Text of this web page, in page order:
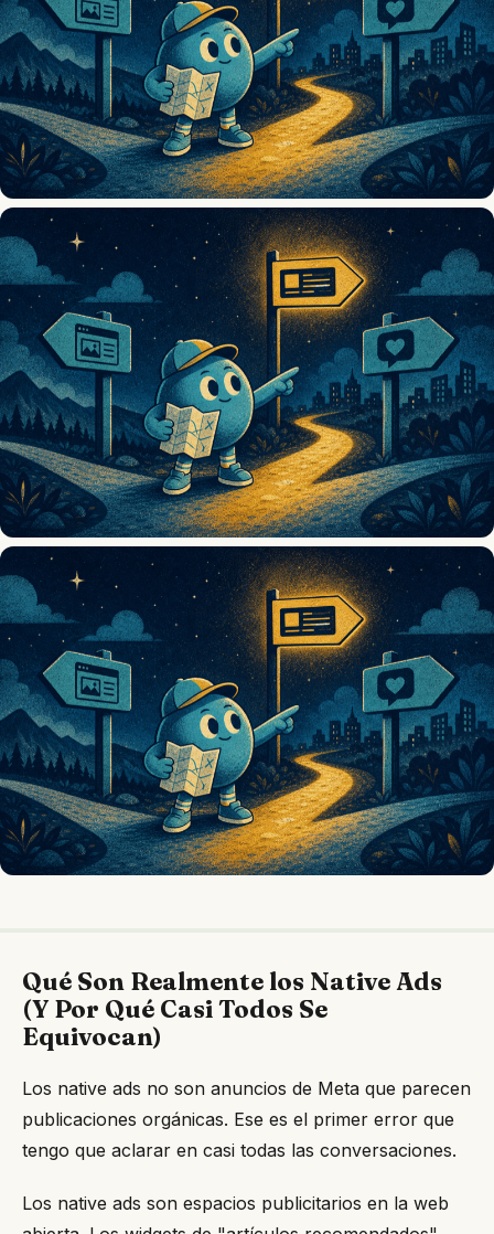
Qué Son Realmente los Native Ads
(Y Por Qué Casi Todos Se
Equivocan)
Los native ads no son anuncios de Meta que parecen
publicaciones orgánicas. Ese es el primer error que
tengo que aclarar en casi todas las conversaciones.
Los native ads son espacios publicitarios en la web